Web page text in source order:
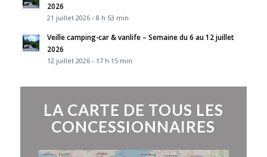
2026
21 juillet 2026 - 8 h 53 min
Veille camping-car & vanlife – Semaine du 6 au 12 juillet
2026
12 juillet 2026 - 17 h 15 min
LA CARTE DE TOUS LES
CONCESSIONNAIRES